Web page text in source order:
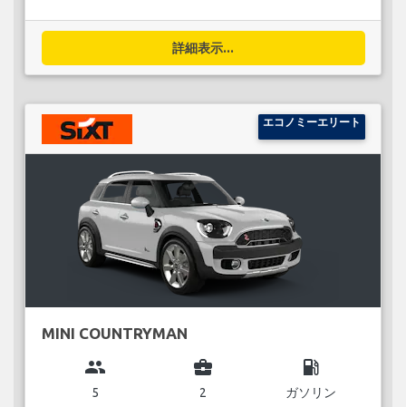
詳細表示...
エコノミーエリート
MINI COUNTRYMAN
group
5
business_center
2
local_gas_station
ガソリン